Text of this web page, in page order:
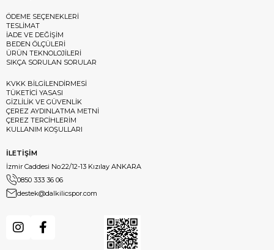
ÖDEME SEÇENEKLERİ
TESLİMAT
İADE VE DEĞİŞİM
BEDEN ÖLÇÜLERİ
ÜRÜN TEKNOLOJİLERİ
SIKÇA SORULAN SORULAR
KVKK BİLGİLENDİRMESİ
TÜKETİCİ YASASI
GİZLİLİK VE GÜVENLİK
ÇEREZ AYDINLATMA METNİ
ÇEREZ TERCİHLERİM
KULLANIM KOŞULLARI
İLETİŞİM
İzmir Caddesi No:22/12-13 Kızılay ANKARA
0850 333 36 06
destek@dalkilicspor.com